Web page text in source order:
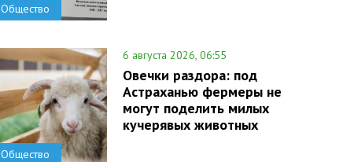
Общество
Общество
6 августа 2026, 06:55
Овечки раздора: под
Астраханью фермеры не
могут поделить милых
кучерявых животных